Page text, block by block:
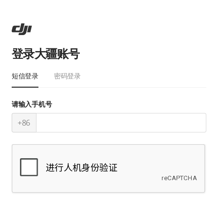
登录大疆账号
短信登录 密码登录
请输入手机号
+86